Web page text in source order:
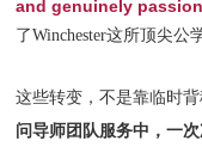
and genuinely
了Winchester这所顶尖公
这些转变，不是靠临时
问导师团队服务中，一